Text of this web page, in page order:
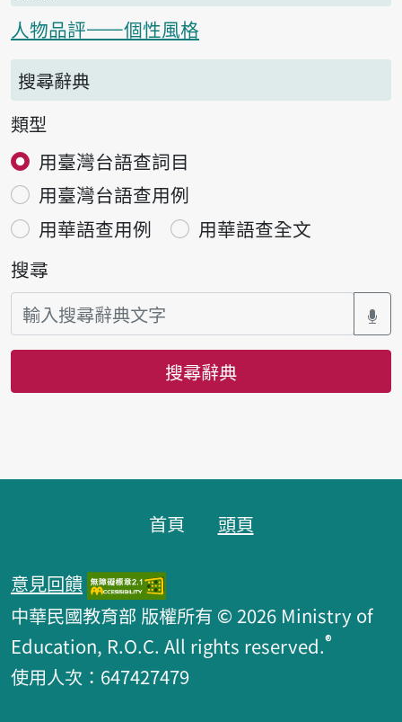
人物品評——個性風格
搜尋辭典
類型
用臺灣台語查詞目
用臺灣台語查用例
用華語查用例
用華語查全文
搜尋
搜尋辭典
首頁 頭頁
意見回饋
中華民國教育部 版權所有 © 2026 Ministry of
Education, R.O.C. All rights reserved.®
使用人次：647427479